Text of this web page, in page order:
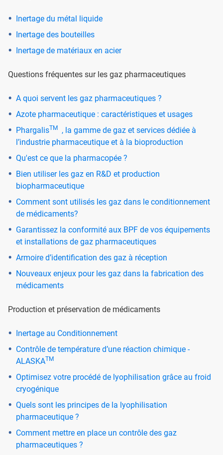
Inertage du métal liquide
Inertage des bouteilles
Inertage de matériaux en acier
Questions fréquentes sur les gaz pharmaceutiques
A quoi servent les gaz pharmaceutiques ?
Azote pharmaceutique : caractéristiques et usages
PhargalisTM
, la gamme de gaz et services dédiée à
l’industrie pharmaceutique et à la bioproduction
Qu'est ce que la pharmacopée ?
Bien utiliser les gaz en R&D et production
biopharmaceutique
Comment sont utilisés les gaz dans le conditionnement
de médicaments?
Garantissez la conformité aux BPF de vos équipements
et installations de gaz pharmaceutiques
Armoire d’identification des gaz à réception
Nouveaux enjeux pour les gaz dans la fabrication des
médicaments
Production et préservation de médicaments
Inertage au Conditionnement
Contrôle de température d’une réaction chimique -
ALASKATM
Optimisez votre procédé de lyophilisation grâce au froid
cryogénique
Quels sont les principes de la lyophilisation
pharmaceutique ?
Comment mettre en place un contrôle des gaz
pharmaceutiques ?